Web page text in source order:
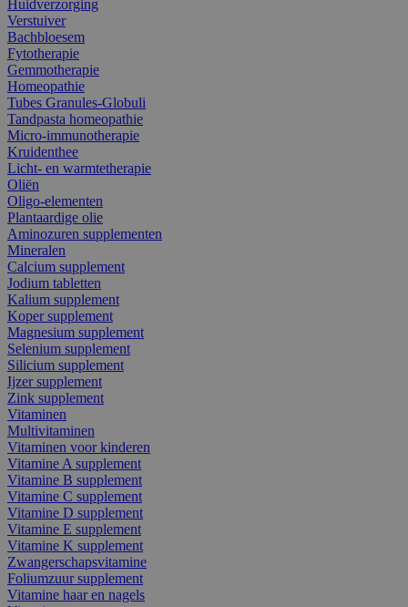
Huidverzorging
Verstuiver
Bachbloesem
Fytotherapie
Gemmotherapie
Homeopathie
Tubes Granules-Globuli
Tandpasta homeopathie
Micro-immunotherapie
Kruidenthee
Licht- en warmtetherapie
Oliën
Oligo-elementen
Plantaardige olie
Aminozuren supplementen
Mineralen
Calcium supplement
Jodium tabletten
Kalium supplement
Koper supplement
Magnesium supplement
Selenium supplement
Silicium supplement
Ijzer supplement
Zink supplement
Vitaminen
Multivitaminen
Vitaminen voor kinderen
Vitamine A supplement
Vitamine B supplement
Vitamine C supplement
Vitamine D supplement
Vitamine E supplement
Vitamine K supplement
Zwangerschapsvitamine
Foliumzuur supplement
Vitamine haar en nagels